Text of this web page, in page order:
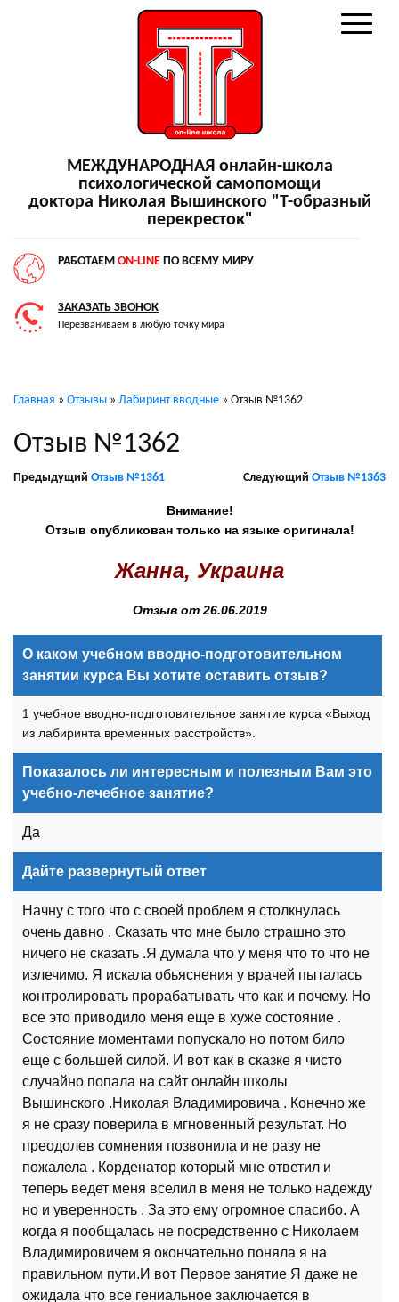
МЕЖДУНАРОДНАЯ онлайн-школа
психологической самопомощи
доктора Николая Вышинского "Т-образный
перекресток"
РАБОТАЕМ ON-LINE ПО ВСЕМУ МИРУ
ЗАКАЗАТЬ ЗВОНОК
Перезваниваем в любую точку мира
Главная » Отзывы » Лабиринт вводные » Отзыв №1362
Отзыв №1362
Предыдущий Отзыв №1361 Следующий Отзыв №1363
Внимание!
Отзыв опубликован только на языке оригинала!
Жанна, Украина
Отзыв от 26.06.2019
О каком учебном вводно-подготовительном
занятии курса Вы хотите оставить отзыв?
1 учебное вводно-подготовительное занятие курса «Выход
из лабиринта временных расстройств».
Показалось ли интересным и полезным Вам это
учебно-лечебное занятие?
Да
Дайте развернутый ответ
Начну с того что с своей проблем я столкнулась
очень давно . Сказать что мне было страшно это
ничего не сказать .Я думала что у меня что то что не
излечимо. Я искала обьяснения у врачей пыталась
контролировать прорабатывать что как и почему. Но
все это приводило меня еще в хуже состояние .
Состояние моментами попускало но потом било
еще с большей силой. И вот как в сказке я чисто
случайно попала на сайт онлайн школы
Вышинского .Николая Владимировича . Конечно же
я не сразу поверила в мгновенный результат. Но
преодолев сомнения позвонила и не разу не
пожалела . Корденатор который мне ответил и
теперь ведет меня вселил в меня не только надежду
но и уверенность . За это ему огромное спасибо. А
когда я пообщалась не посредственно с Николаем
Владимировичем я окончательно поняла я на
правильном пути.И вот Первое занятие Я даже не
ожидала что все гениальное заключается в